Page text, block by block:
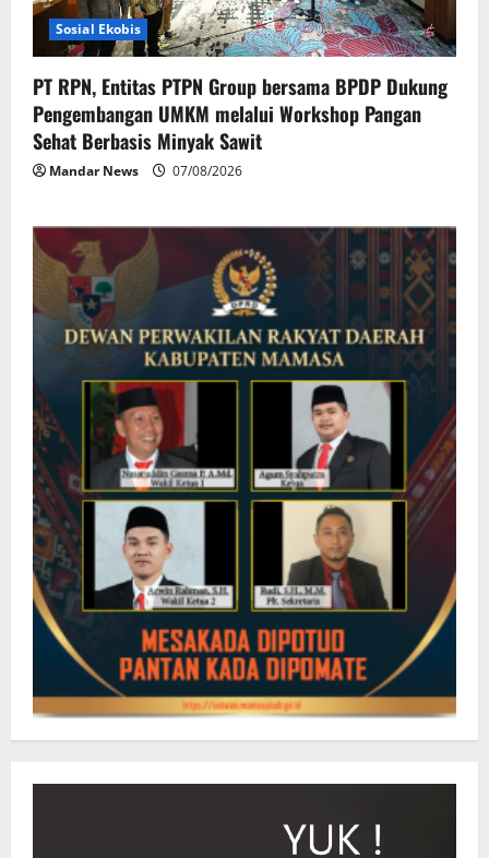
Sosial Ekobis
PT RPN, Entitas PTPN Group bersama BPDP Dukung
Pengembangan UMKM melalui Workshop Pangan
Sehat Berbasis Minyak Sawit
Mandar News 07/08/2026